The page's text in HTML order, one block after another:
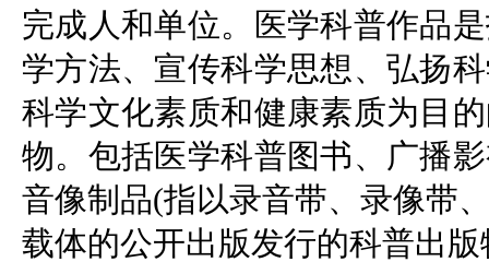
完成人和单位。医学科普作品
学方法、宣传科学思想、弘扬
科学文化素质和健康素质为目
物。包括医学科普图书、广播
音像制品(指以录音带、录像带
载体的公开出版发行的科普出版